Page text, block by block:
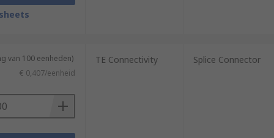
van 100 eenheden)
€ 0,407/eenheid
TE Connectivity Splice Connector